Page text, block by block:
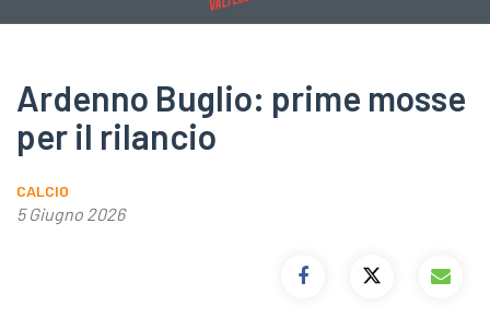
Ardenno Buglio: prime mosse
per il rilancio
CALCIO
5 Giugno 2026